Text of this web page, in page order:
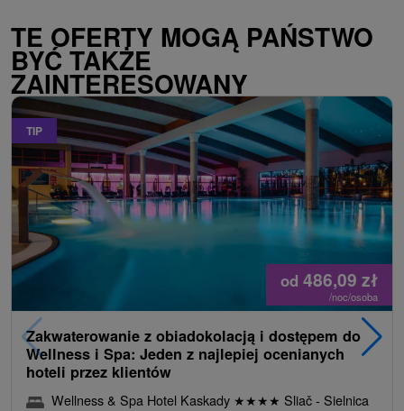
TE OFERTY MOGĄ PAŃSTWO
BYĆ TAKŻE
ZAINTERESOWANY
TIP
od 486,09 zł
/noc/osoba
Zakwaterowanie z obiadokolacją i dostępem do
Wellness i Spa: Jeden z najlepiej ocenianych
hoteli przez klientów
Wellness & Spa Hotel Kaskady ★★★★ Sliač - Sielnica